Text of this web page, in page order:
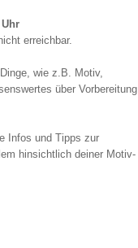
erreichbar.
wie z.B. Motiv,
über Vorbereitung
Infos und Tipps zur
hinsichtlich deiner Motiv-